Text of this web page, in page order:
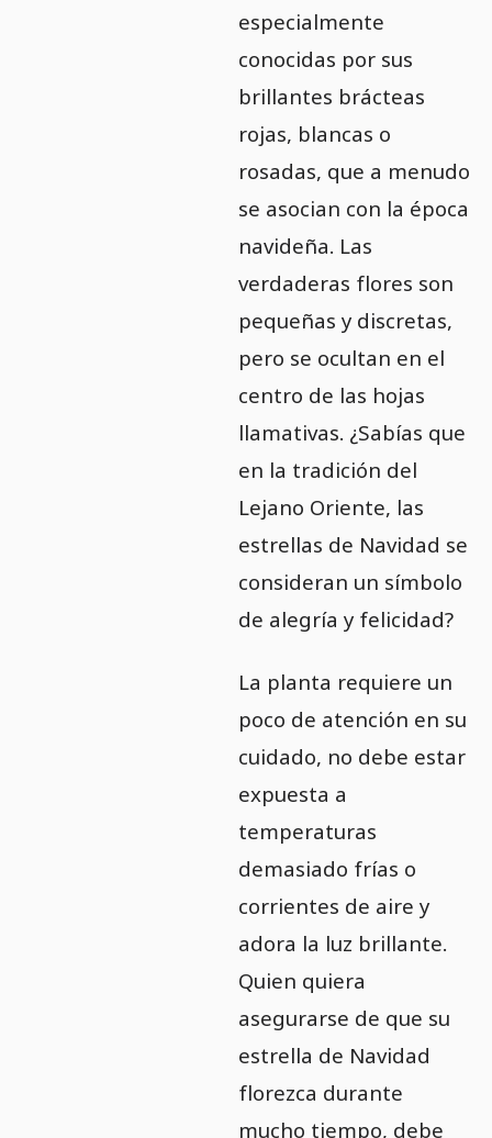
especialmente
conocidas por sus
brillantes brácteas
rojas, blancas o
rosadas, que a menudo
se asocian con la época
navideña. Las
verdaderas flores son
pequeñas y discretas,
pero se ocultan en el
centro de las hojas
llamativas. ¿Sabías que
en la tradición del
Lejano Oriente, las
estrellas de Navidad se
consideran un símbolo
de alegría y felicidad?
La planta requiere un
poco de atención en su
cuidado, no debe estar
expuesta a
temperaturas
demasiado frías o
corrientes de aire y
adora la luz brillante.
Quien quiera
asegurarse de que su
estrella de Navidad
florezca durante
mucho tiempo, debe